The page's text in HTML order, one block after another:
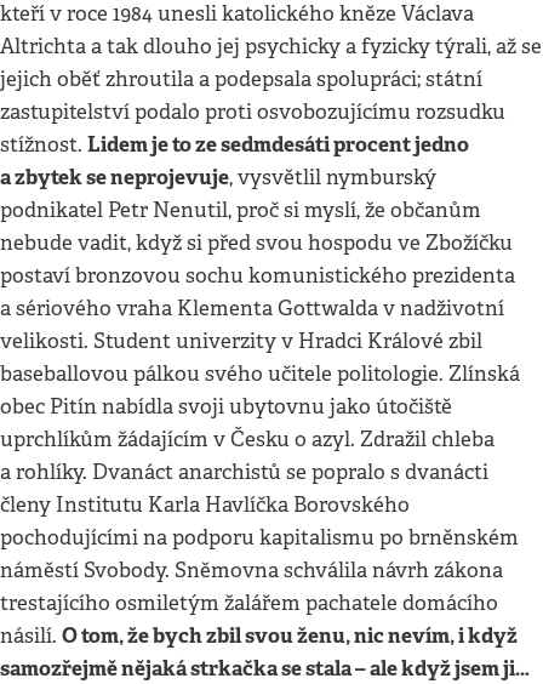
kteří v roce 1984 unesli katolického kněze Václava
Altrichta a tak dlouho jej psychicky a fyzicky týrali, až se
jejich oběť zhroutila a podepsala spolupráci; státní
zastupitelství podalo proti osvobozujícímu rozsudku
stížnost. Lidem je to ze sedmdesáti procent jedno
a zbytek se neprojevuje, vysvětlil nymburský
podnikatel Petr Nenutil, proč si myslí, že občanům
nebude vadit, když si před svou hospodu ve Zbožíčku
postaví bronzovou sochu komunistického prezidenta
a sériového vraha Klementa Gottwalda v nadživotní
velikosti. Student univerzity v Hradci Králové zbil
baseballovou pálkou svého učitele politologie. Zlínská
obec Pitín nabídla svoji ubytovnu jako útočiště
uprchlíkům žádajícím v Česku o azyl. Zdražil chleba
a rohlíky. Dvanáct anarchistů se popralo s dvanácti
členy Institutu Karla Havlíčka Borovského
pochodujícími na podporu kapitalismu po brněnském
náměstí Svobody. Sněmovna schválila návrh zákona
trestajícího osmiletým žalářem pachatele domácího
násilí. O tom, že bych zbil svou ženu, nic nevím, i když
samozřejmě nějaká strkačka se stala – ale když jsem ji…